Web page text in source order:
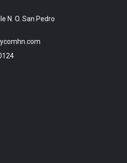
N. O. San Pedro